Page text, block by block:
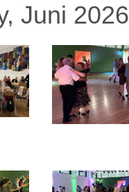
Juni 2026